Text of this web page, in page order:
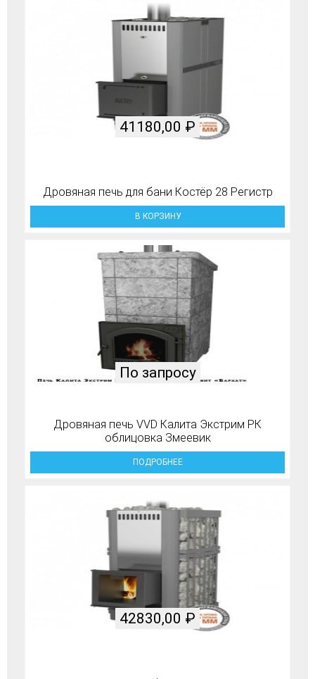
Дровяная печь для бани Костёр 28 Регистр
41180,00 ₽
В КОРЗИНУ
Дровяная печь VVD Калита Экстрим РК
облицовка Змеевик
По запросу
ПОДРОБНЕЕ
42830,00 ₽